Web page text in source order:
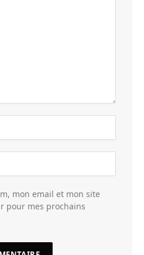
mon email et mon site
pour mes prochains